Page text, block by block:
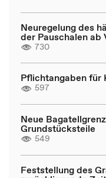
Neuregelung des
der Pauschalen ab
730
Pflichtangaben für
597
Neue
Grundstücksteile
549
Feststellung des